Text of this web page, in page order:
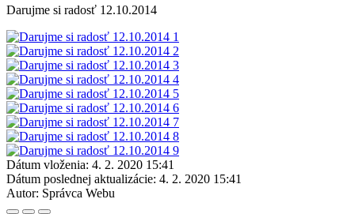
Darujme si radosť 12.10.2014
Dátum vloženia: 4. 2. 2020 15:41
Dátum poslednej aktualizácie: 4. 2. 2020 15:41
Autor: Správca Webu